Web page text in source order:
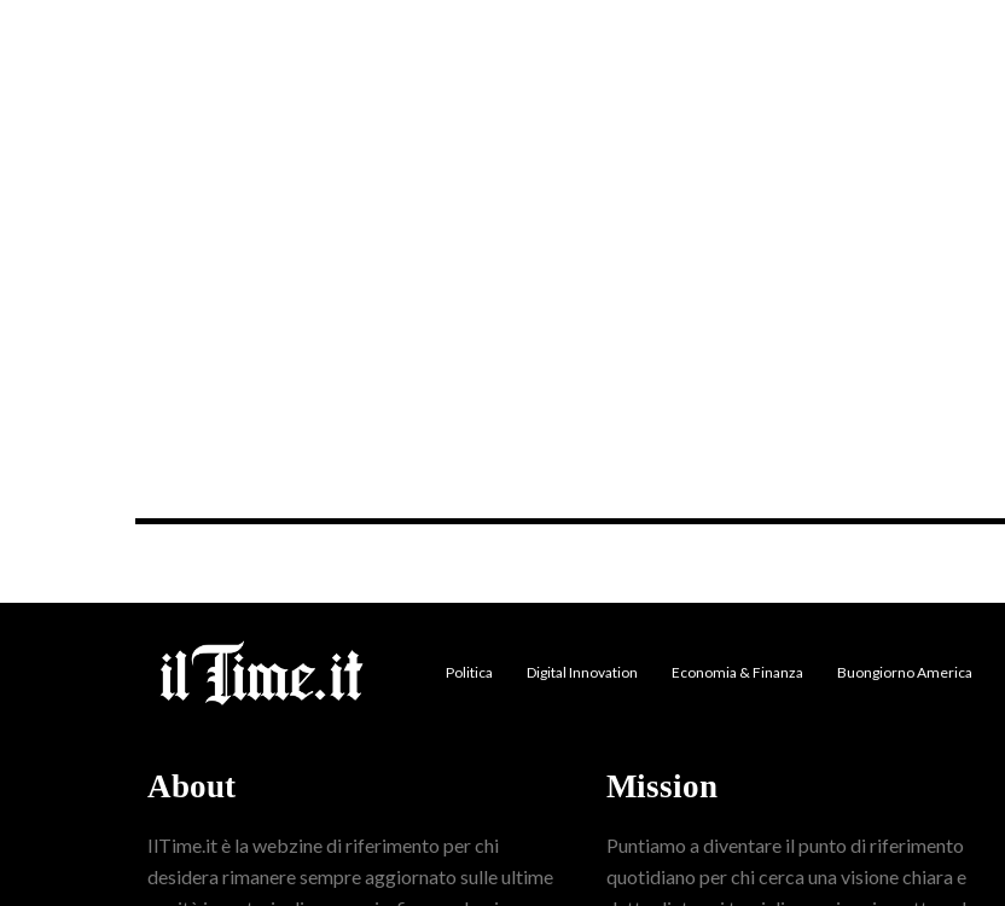
Politica Digital Innovation Economia & Finanza Buongiorno America
About
IlTime.it è la webzine di riferimento per chi
desidera rimanere sempre aggiornato sulle ultime
Mission
Puntiamo a diventare il punto di riferimento
quotidiano per chi cerca una visione chiara e